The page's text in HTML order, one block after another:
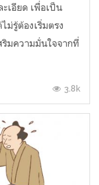
ะเอียด เพื่อเป็น
รู้ต้องเริ่มตรง
มความมั่นใจจากที่
3.8k